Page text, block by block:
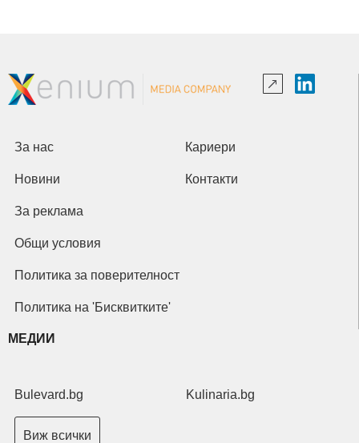
За нас Кариери
Новини Контакти
За реклама
Общи условия
Политика за поверителност
Политика на 'Бисквитките'
МЕДИИ
Bulevard.bg Kulinaria.bg
Виж всички